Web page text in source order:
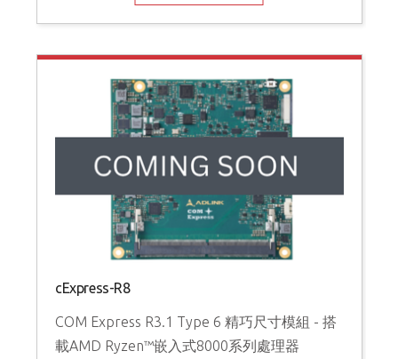
cExpress-R8
COM Express R3.1 Type 6 精巧尺寸模組 - 搭
載AMD Ryzen™嵌入式8000系列處理器